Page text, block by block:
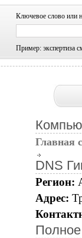
Ключевое слово или
Пример: экспертиза
Главная
DNS
Регион:
Адрес: